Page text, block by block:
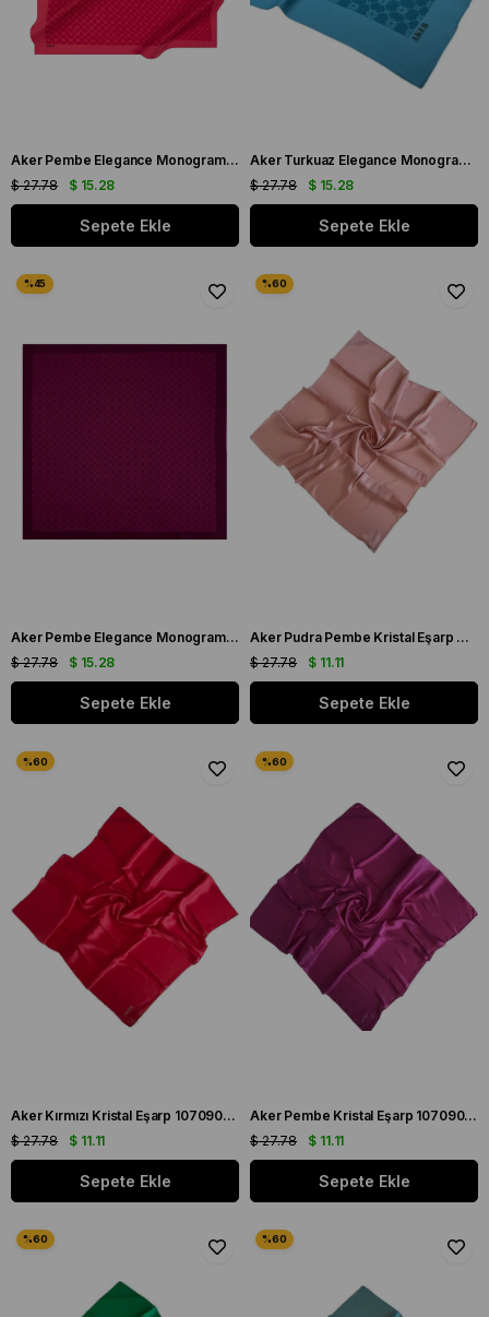
Aker Pembe Elegance Monogram Eşarp 1090500 - 993
$ 15.28
$ 27.78
Sepete Ekle
Aker Turkuaz Elegance Monogram Eşarp 1090500 - 923
$ 15.28
$ 27.78
Sepete Ekle
Aker Pembe Elegance Monogram Eşarp 1090500 - 994
$ 15.28
$ 27.78
Sepete Ekle
Aker Pudra Pembe Kristal Eşarp 3030200 - 992
$ 11.11
$ 27.78
Sepete Ekle
Aker Kırmızı Kristal Eşarp 1070900 - 942
$ 11.11
$ 27.78
Sepete Ekle
Aker Pembe Kristal Eşarp 1070900 - 997
$ 11.11
$ 27.78
Sepete Ekle